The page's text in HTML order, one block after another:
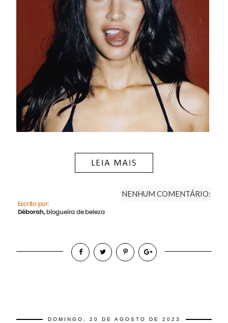
NENHUM COMENTÁRIO:
DOMINGO, 20 DE AGOSTO DE 2023